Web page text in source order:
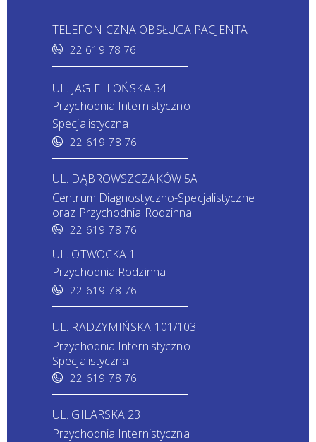
TELEFONICZNA OBSŁUGA PACJENTA
22 619 78 76
UL. JAGIELLOŃSKA 34
Przychodnia Internistyczno-
Specjalistyczna
22 619 78 76
UL. DĄBROWSZCZAKÓW 5A
Centrum Diagnostyczno-Specjalistyczne
oraz Przychodnia Rodzinna
22 619 78 76
UL. OTWOCKA 1
Przychodnia Rodzinna
22 619 78 76
UL. RADZYMIŃSKA 101/103
Przychodnia Internistyczno-
Specjalistyczna
22 619 78 76
UL. GILARSKA 23
Przychodnia Internistyczna